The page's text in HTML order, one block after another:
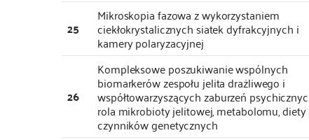
25
Mikroskopia fazowa z wykorzystaniem
ciekłokrystalicznych siatek dyfrakcyjnych i
kamery polaryzacyjnej
26
Kompleksowe poszukiwanie wspólnych
biomarkerów zespołu jelita drażliwego i
współtowarzyszących zaburzeń
rola mikrobioty jelitowej, metabolomu, diety
czynników genetycznych